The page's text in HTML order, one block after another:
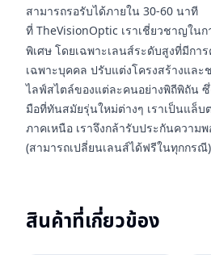
สามารถรอรับได้ภายใน 30-60 นาที
ที่ TheVisionOptic เราเชี่ยวชาญในก
พิเศษ โดยเฉพาะเลนส์ระดับสูงที่มีกา
เฉพาะบุคคล ปรับแต่งโครงสร้างและ
ไลฟ์สไตล์ของแต่ละคนอย่างพิถีพิถัน ซึ่
มือที่ทันสมัยรุ่นใหม่ต่างๆ เราเป็นแล็
ภาคเหนือ เราจึงกล้ารับประกันความ
(สามารถเปลี่ยนเลนส์ได้ฟรีในทุกกรณี)
สินค้าที่เกี่ยวข้อง